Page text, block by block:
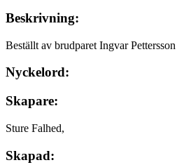
Beskrivning:
Beställt av brudparet Ingvar Pettersson
Nyckelord:
Skapare:
Sture Falhed,
Skapad: